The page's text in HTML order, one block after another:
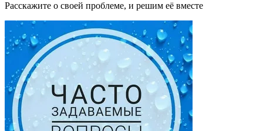
Расскажите о своей проблеме, и решим её вместе